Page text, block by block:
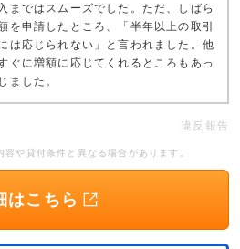
まではスムーズでした。ただ、しばら
を申請したところ、「半年以上の取引
は応じられない」と言われました。他
ぐに増額に応じてくれるところもあっ
ました。
違反報告
や貸付条件と異なる場合があります。
はこちら